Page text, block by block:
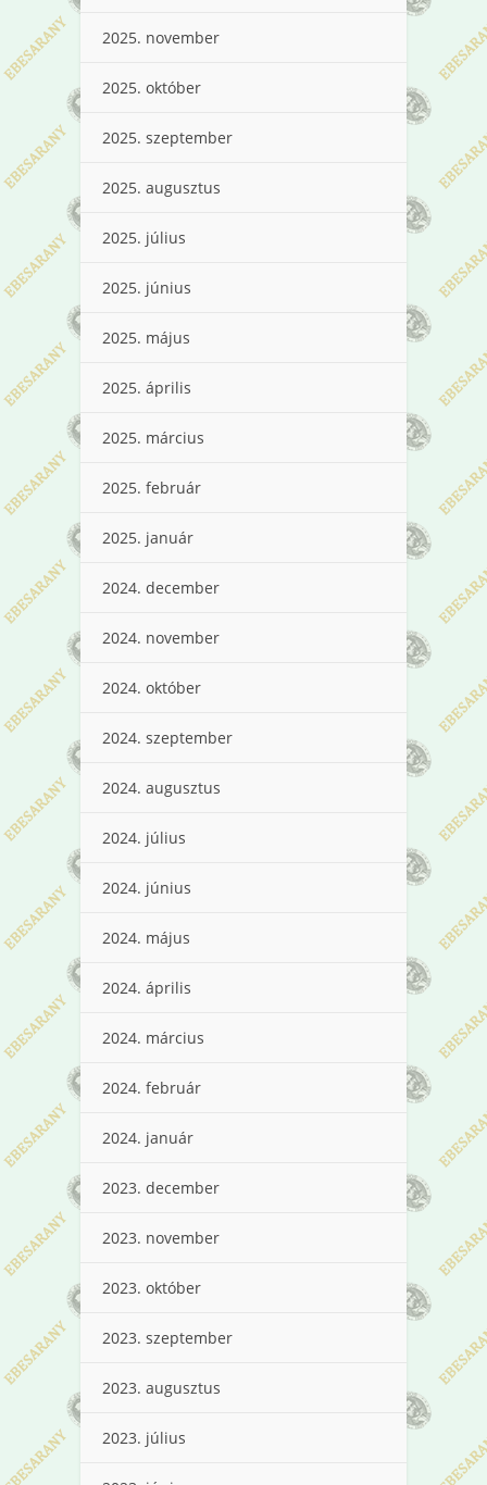
2025. november
2025. október
2025. szeptember
2025. augusztus
2025. július
2025. június
2025. május
2025. április
2025. március
2025. február
2025. január
2024. december
2024. november
2024. október
2024. szeptember
2024. augusztus
2024. július
2024. június
2024. május
2024. április
2024. március
2024. február
2024. január
2023. december
2023. november
2023. október
2023. szeptember
2023. augusztus
2023. július